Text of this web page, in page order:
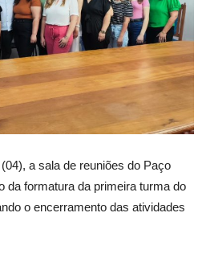
a sala de reuniões do Paço
da formatura da primeira turma do
o encerramento das atividades